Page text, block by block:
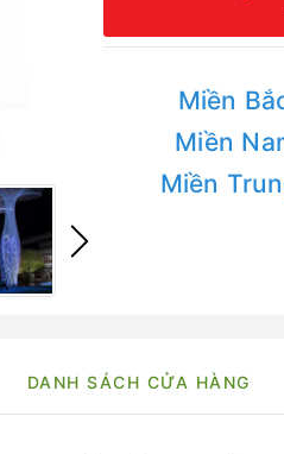
Miền
Miền
Miền
DANH SÁCH CỬA HÀNG